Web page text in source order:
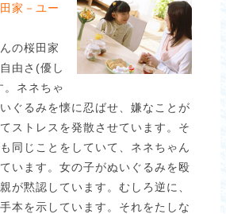
家－ユー
の桜田家
由さ(優し
。ネネちゃ
ぐるみを懐に忍ばせ、嫌なことが
ストレスを発散させています。そ
同じことをしていて、ネネちゃん
います。女の子がぬいぐるみを殴
が黙認しています。むしろ逆に、
本を示しています。それをたしな